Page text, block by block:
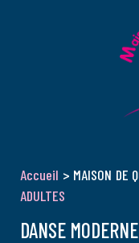
Accueil > MAISON DE
ADULTES
DANSE MODERNE